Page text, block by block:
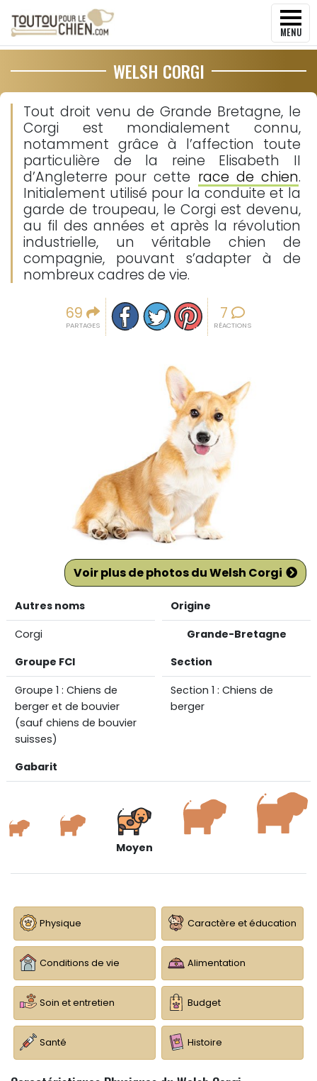
MENU
WELSH CORGI
Tout droit venu de Grande Bretagne, le
Corgi est mondialement connu,
notamment grâce à l’affection toute
particulière de la reine Elisabeth II
d’Angleterre pour cette race de chien.
Initialement utilisé pour la conduite et la
garde de troupeau, le Corgi est devenu,
au fil des années et après la révolution
industrielle, un véritable chien de
compagnie, pouvant s’adapter à de
nombreux cadres de vie.
69
PARTAGES
Partager sur facebook
Partager sur Twitter
Epingler sur Pinterest
7
RÉACTIONS
Voir plus de photos du Welsh Corgi
Autres noms
Corgi
Origine
Grande-Bretagne
Groupe FCI
Groupe 1 : Chiens de
berger et de bouvier
(sauf chiens de bouvier
suisses)
Section
Section 1 : Chiens de
berger
Gabarit
Moyen
Physique Caractère et éducation
Conditions de vie Alimentation
Soin et entretien Budget
Santé Histoire